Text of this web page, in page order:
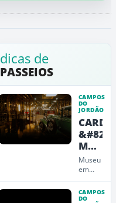
dicas de
PASSEIOS
CAMPOS
DO
JORDÃO
CARDE
Museu
de
Arte,
e
Museu
em
do
Jordão
CAMPOS
DO